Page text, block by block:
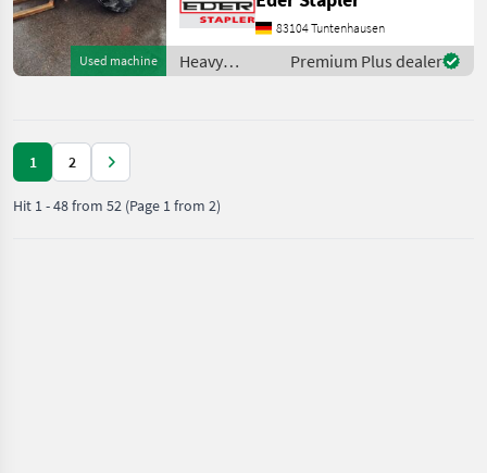
Used machine
2440mm, Gabellänge:
1200mm, Bereifung vorne:
Luft 80 - 100% , Bereifung
83104 Tuntenhausen
Heavy
equipment/
Premium Plus dealer
1 2
Hit 1-48from 52 (Page 1 from 2)